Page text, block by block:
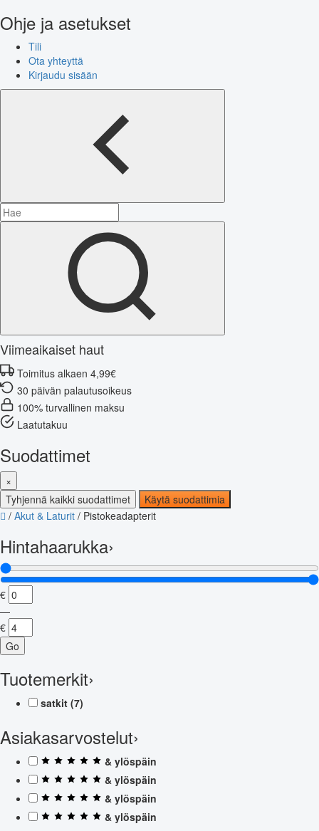
Ohje ja asetukset
Tili
Ota yhteyttä
Kirjaudu sisään
Viimeaikaiset haut
Toimitus alkaen 4,99€
30 päivän palautusoikeus
100% turvallinen maksu
Laatutakuu
Suodattimet
×
Tyhjennä kaikki suodattimet
Käytä suodattimia
/ Akut & Laturit / Pistokeadapterit
Hintahaarukka›
€
—
€
Go
Tuotemerkit›
satkit (7)
Asiakasarvostelut›
& ylöspäin
& ylöspäin
& ylöspäin
& ylöspäin